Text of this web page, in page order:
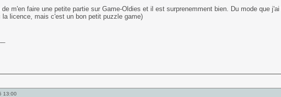
m'en faire une petite partie sur Game-Oldies et il est surprenemment bien. Du mode que
licence, mais c'est un bon petit puzzle game)
13:00